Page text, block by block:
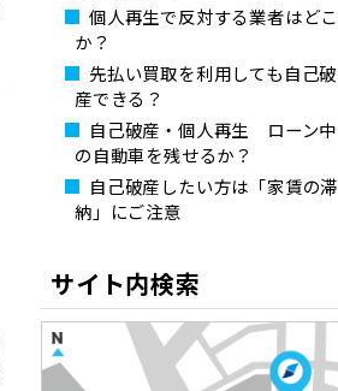
個人再生で反対する業者はどこ
か？
先払い買取を利用しても自己破
産できる？
自己破産・個人再生 ローン中
の自動車を残せるか？
自己破産したい方は「家賃の滞
納」にご注意
サイト内検索